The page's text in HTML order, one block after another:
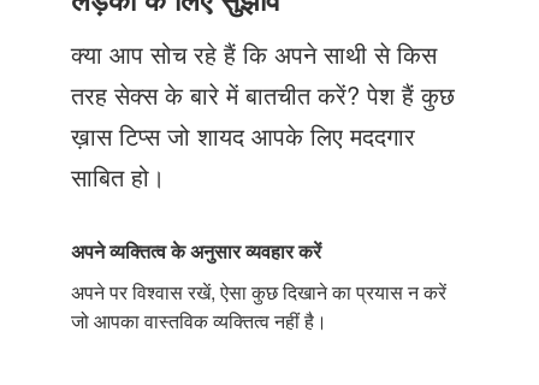
Just Poocho
संपर्क करें
क्या आप सोच रहे हैं कि अपने साथी से किस
तरह सेक्स के बारे में बातचीत करें? पेश हैं कुछ
ख़ास टिप्स जो शायद आपके लिए मददगार
साबित हो।
अपनेव्यक्तित्वकेअनुसारव्यवहारकरें
अपने पर विश्वास रखें, ऐसा कुछ दिखाने का प्रयास न करें
जो आपका वास्तविक व्यक्तित्व नहीं है।